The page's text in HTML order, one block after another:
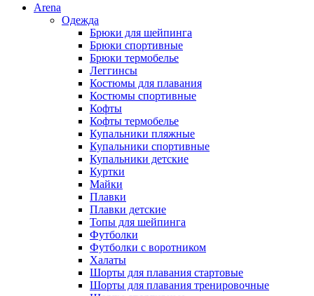
Arena
Одежда
Брюки для шейпинга
Брюки спортивные
Брюки термобелье
Леггинсы
Костюмы для плавания
Костюмы спортивные
Кофты
Кофты термобелье
Купальники пляжные
Купальники спортивные
Купальники детские
Куртки
Майки
Плавки
Плавки детские
Топы для шейпинга
Футболки
Футболки с воротником
Халаты
Шорты для плавания стартовые
Шорты для плавания тренировочные